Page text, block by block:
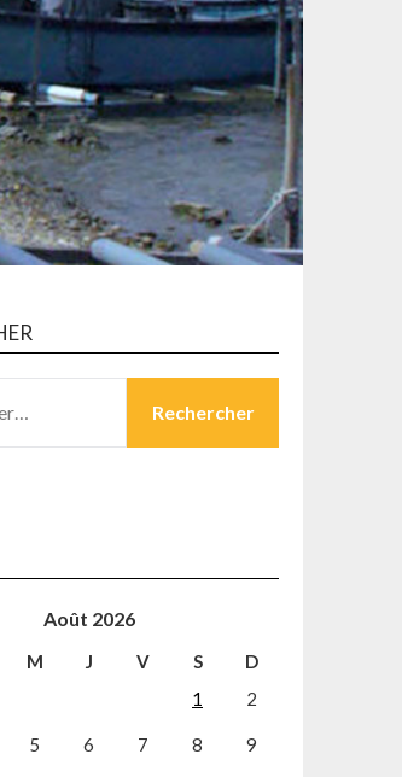
Août 2026
M J V S
D
1
2
5 6 7 8 9